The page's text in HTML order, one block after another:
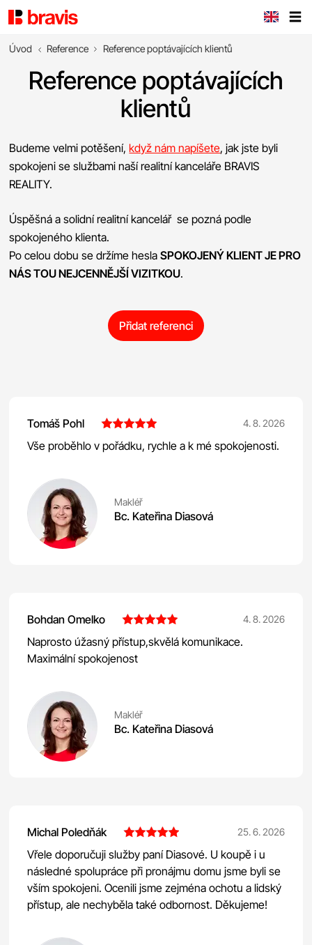
Úvod Reference Reference poptávajících klientů
Reference poptávajících
klientů
Budeme velmi potěšení,když nám napíšete, jak jste byli
spokojeni se službami naší realitní kanceláře BRAVIS
REALITY.
Úspěšná a solidní realitní kancelář se pozná podle
spokojeného klienta.
Po celou dobu se držíme heslaSPOKOJENÝ KLIENT JE PRO
NÁS TOU NEJCENNĚJŠÍ VIZITKOU.
Přidat referenci
Tomáš Pohl 4. 8. 2026
Vše proběhlo v pořádku, rychle a k mé spokojenosti.
Makléř
Bc. Kateřina Diasová
Bohdan Omelko 4. 8. 2026
Naprosto úžasný přístup,skvělá komunikace.
Maximální spokojenost
Makléř
Bc. Kateřina Diasová
Michal Poledňák 25. 6. 2026
Vřele doporučuji služby paní Diasové. U koupě i u
následné spolupráce při pronájmu domu jsme byli se
vším spokojeni. Ocenili jsme zejména ochotu a lidský
přístup, ale nechyběla také odbornost. Děkujeme!